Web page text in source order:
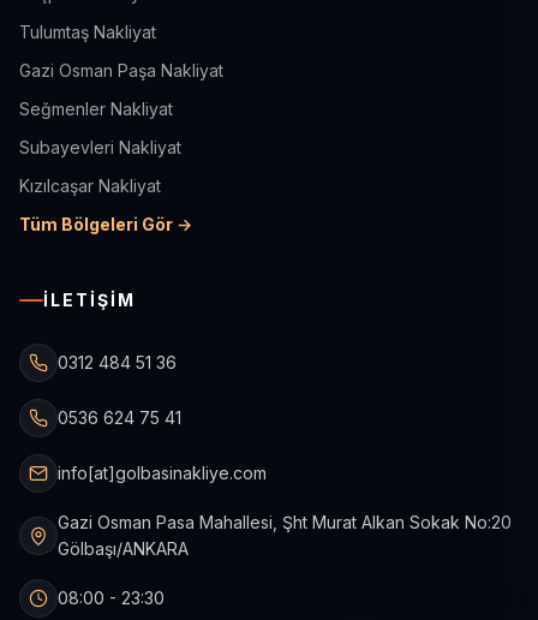
Tulumtaş Nakliyat
Gazi Osman Paşa Nakliyat
Seğmenler Nakliyat
Subayevleri Nakliyat
Kızılcaşar Nakliyat
Tüm Bölgeleri Gör →
İLETIŞIM
0312 484 51 36
0536 624 75 41
info[at]golbasinakliye.com
Gazi Osman Pasa Mahallesi, Şht Murat Alkan Sokak No:20
Gölbaşı/ANKARA
08:00 - 23:30